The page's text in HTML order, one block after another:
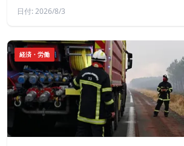
日付: 2026/8/3
経済・労働